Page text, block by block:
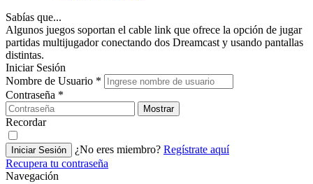
Sabías que...
Algunos juegos soportan el cable link que ofrece la opción de jugar
partidas multijugador conectando dos Dreamcast y usando pantallas
distintas.
Iniciar Sesión
Nombre de Usuario *
Contraseña *
Mostrar
Recordar
Iniciar Sesión ¿No eres miembro? Regístrate aquí
Recupera tu contraseña
Navegación